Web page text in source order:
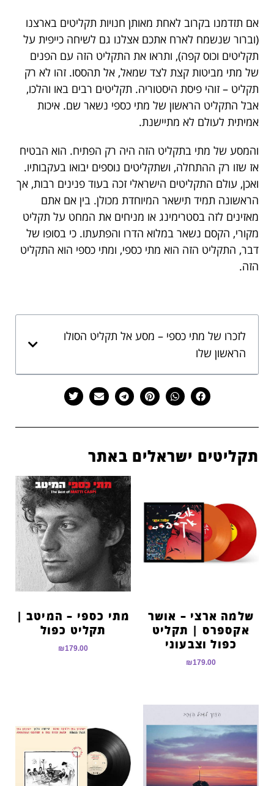
אם תזדמנו בקרוב לאחת מאותן חנויות תקליטים בארצנו
(וברור שנשמח לארח אתכם אצלנו גם לשיחה כייפית על
תקליטים וכוס קפה), ותראו את התקליט הזה עם הפנים
של מתי מביטות קצת לצד שמאל, אל תהססו. זהו לא רק
תקליט – זוהי פיסת היסטוריה. תקליטים רבים באו והלכו,
אבל התקליט הראשון של מתי כספי נשאר שם. איכות
אמיתית לעולם לא מתיישנת.
והמסע של מתי בתקליט הזה היה רק הפתיח. הוא הבטיח
אז שזו רק ההתחלה, ושתקליטים נוספים יבואו בעקבותיו.
ואכן, עולם התקליטים הישראלי זכה בעוד פנינים רבות, אך
הראשונה תמיד תישאר המיוחדת מכולן. בין אם אתם
מאזינים לזה בסטרימינג או מניחים את המחט על תקליט
מקורי, הקסם נשאר במלוא הדרו והפתעתו. כי בסופו של
דבר, התקליט הזה הוא מתי כספי, ומתי כספי הוא התקליט
הזה.
לזכרו של מתי כספי – מסע אל תקליט הסולו
הראשון שלו
תקליטים ישראלים באתר
שלמה ארצי – אושר
אקספרס | תקליט
כפול וצבעוני
₪179.00
מתי כספי – המיטב |
תקליט כפול
₪179.00